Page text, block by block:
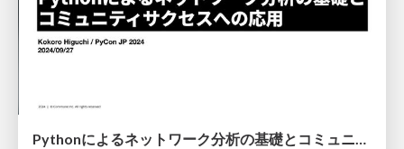
Pythonによるネットワーク分析の基礎とコミュニティサクセスへの応用